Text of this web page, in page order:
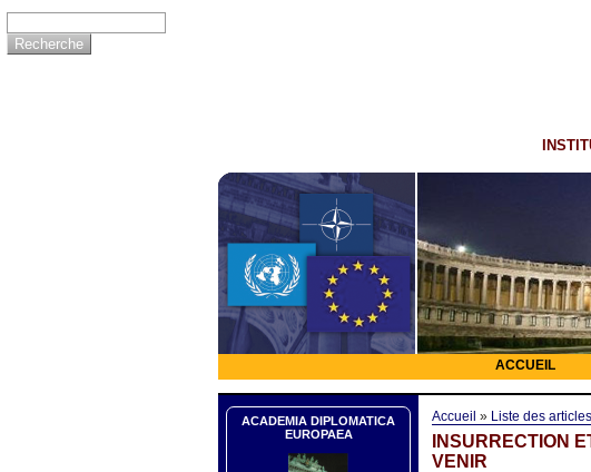
ACCUEIL
ACADEMIA DIPLOMATICA
EUROPAEA
Accueil » Liste des articles
INSURRECTION
VENIR